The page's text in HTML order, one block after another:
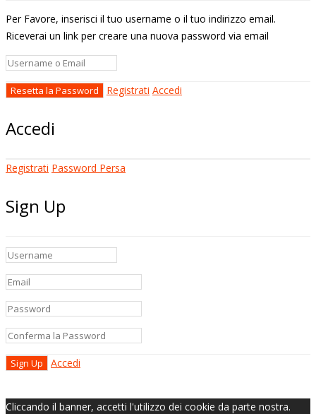
Per Favore, inserisci il tuo username o il tuo indirizzo email.
Riceverai un link per creare una nuova password via email
Registrati Accedi
Accedi
Registrati Password Persa
Sign Up
Accedi
Cliccando il banner, accetti l'utilizzo dei cookie da parte nostra.